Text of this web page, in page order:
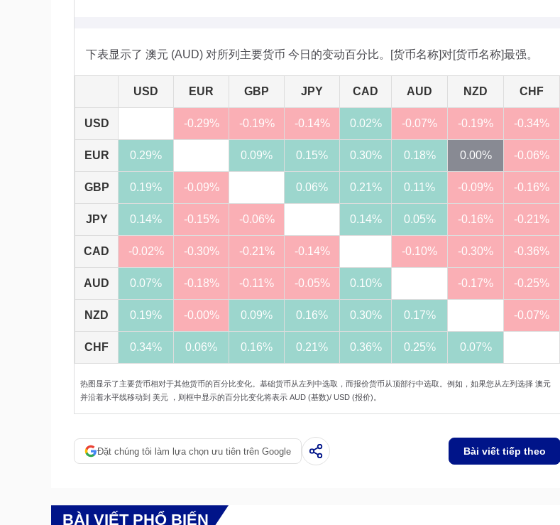
下表显示了 澳元 (AUD) 对所列主要货币 今日的变动百分比。[货币名称]对[货币名称]最强。
USD EUR GBP JPY CAD AUD NZD CHF
USD -0.29% -0.19% -0.14% 0.02% -0.07% -0.19% -0.34%
EUR 0.29% 0.09% 0.15% 0.30% 0.18% 0.00% -0.06%
GBP 0.19% -0.09% 0.06% 0.21% 0.11% -0.09% -0.16%
JPY 0.14% -0.15% -0.06% 0.14% 0.05% -0.16% -0.21%
CAD -0.02% -0.30% -0.21% -0.14% -0.10% -0.30% -0.36%
AUD 0.07% -0.18% -0.11% -0.05% 0.10% -0.17% -0.25%
NZD 0.19% -0.00% 0.09% 0.16% 0.30% 0.17% -0.07%
CHF 0.34% 0.06% 0.16% 0.21% 0.36% 0.25% 0.07%
热图显示了主要货币相对于其他货币的百分比变化。基础货币从左列中选取，而报价货币从顶部行中选取。例如，如果您从左列选择 澳元
并沿着水平线移动到 美元 ，则框中显示的百分比变化将表示 AUD (基数)/ USD (报价)。
Đặt chúng tôi làm lựa chọn ưu tiên trên Google Bài viết tiếp theo
BÀI VIẾT PHỔ BIẾN